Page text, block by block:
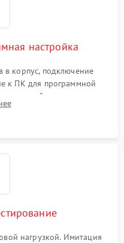
настройка
в корпус, подключение
к ПК для программной
настройки порогов
старения АКБ.
нагрузкой. Имитация